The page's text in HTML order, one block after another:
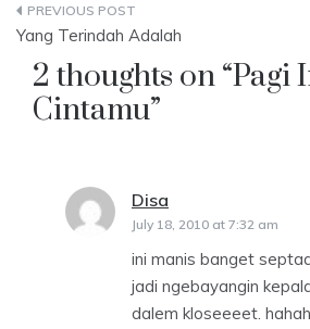
biar tak berpisah. Buka…
Post
navigation
Yang Terindah Adalah
2 thoughts on “Pagi
Cintamu”
Disa
July 18, 2010 at 7:32 am
ini manis banget
jadi ngebayangin
dalem kloseeeet.